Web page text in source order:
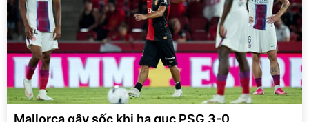
Mallorca gây sốc khi hạ gục PSG 3-0